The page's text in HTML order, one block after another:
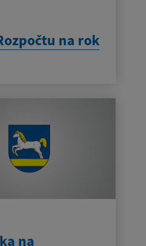
na rok
na